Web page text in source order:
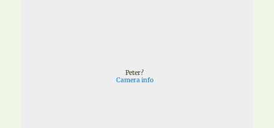
Peter?
Camera info